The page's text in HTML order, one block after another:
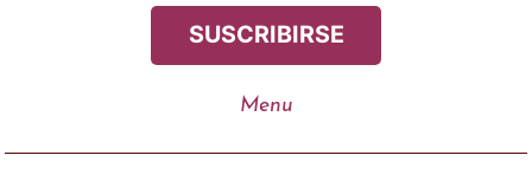
SUSCRIBIRSE